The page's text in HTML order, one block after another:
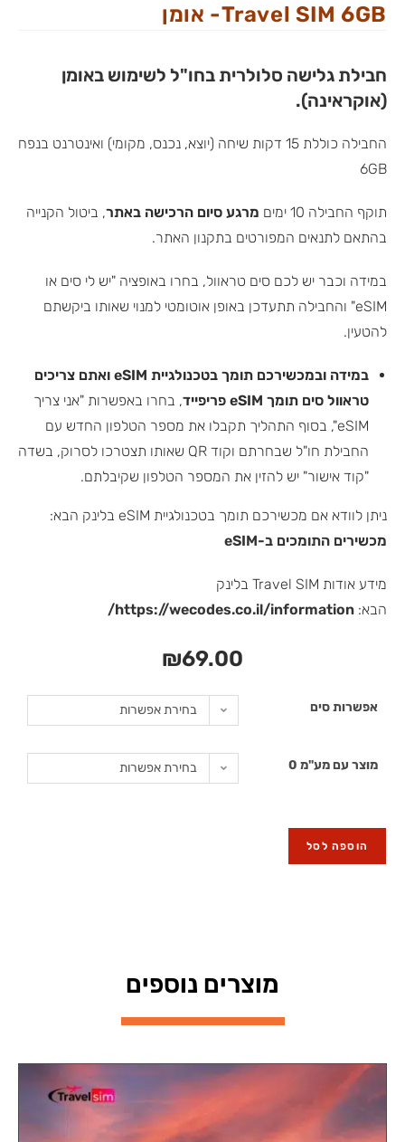
Travel SIM 6GB- אומן
חבילת גלישה סלולרית בחו"ל לשימוש באומן
(אוקראינה).
החבילה כוללת 15 דקות שיחה (יוצא, נכנס, מקומי) ואינטרנט בנפח
6GB
תוקף החבילה 10 ימים מרגע סיום הרכישה באתר, ביטול הקנייה
בהתאם לתנאים המפורטים בתקנון האתר.
במידה וכבר יש לכם סים טראוול, בחרו באופציה "יש לי סים או
eSIM" והחבילה תתעדכן באופן אוטומטי למנוי שאותו ביקשתם
להטעין.
במידה ובמכשירכם תומך בטכנולגיית eSIM ואתם צריכים
טראוול סים תומך eSIM פריפייד
, בחרו באפשרות "אני צריך
eSIM", בסוף התהליך תקבלו את מספר הטלפון החדש עם
החבילת חו"ל שבחרתם וקוד QR שאותו תצטרכו לסרוק, בשדה
"קוד אישור" יש להזין את המספר הטלפון שקיבלתם.
ניתן לוודא אם מכשירכם תומך בטכנולגיית eSIM בלינק הבא:
מכשירים התומכים ב-eSIM
מידע אודות Travel SIM בלינק
הבא: https://wecodes.co.il/information/
₪69.00
אפשרות סים בחירת אפשרות
מוצר עם מע"מ 0 בחירת אפשרות
הוספה לסל
מוצרים נוספים